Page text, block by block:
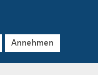
Annehmen